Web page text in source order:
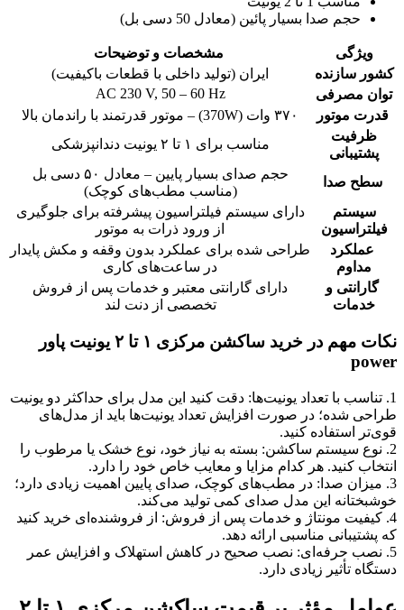
حجم صدا بسیار پائین (معادل 50 دسی بل)
ویژگی
مشخصات و توضیحات
کشور سازنده
ایران (تولید داخلی با قطعات باکیفیت)
توان مصرفی
AC 230 V, 50 – 60 Hz
قدرت موتور
۳۷۰ وات (370W) – موتور قدرتمند با راندمان بالا
ظرفیت
پشتیبانی
مناسب برای ۱ تا ۲ یونیت دندانپزشکی
سطح صدا
حجم صدای بسیار پایین – معادل ۵۰ دسی بل
(مناسب مطب‌های کوچک)
سیستم
فیلتراسیون
دارای سیستم فیلتراسیون پیشرفته برای جلوگیری
از ورود ذرات به موتور
عملکرد
مداوم
طراحی شده برای عملکرد بدون وقفه و مکش پایدار
در ساعت‌های کاری
گارانتی و
خدمات
دارای گارانتی معتبر و خدمات پس از فروش
تخصصی از دنت لند
نکات مهم در خرید ساکشن مرکزی ۱ تا ۲ یونیت پاور
power
1. تناسب با تعداد یونیت‌ها: دقت کنید این مدل برای حداکثر دو یونیت
طراحی شده؛ در صورت افزایش تعداد یونیت‌ها باید از مدل‌های
قوی‌تر استفاده کنید.
2. نوع سیستم ساکشن: بسته به نیاز خود، نوع خشک یا مرطوب را
انتخاب کنید. هر کدام مزایا و معایب خاص خود را دارد.
3. میزان صدا: در مطب‌های کوچک، صدای پایین اهمیت زیادی دارد؛
خوشبختانه این مدل صدای کمی تولید می‌کند.
4. کیفیت مونتاژ و خدمات پس از فروش: از فروشنده‌ای خرید کنید
که پشتیبانی مناسبی ارائه دهد.
5. نصب حرفه‌ای: نصب صحیح در کاهش استهلاک و افزایش عمر
دستگاه تأثیر زیادی دارد.